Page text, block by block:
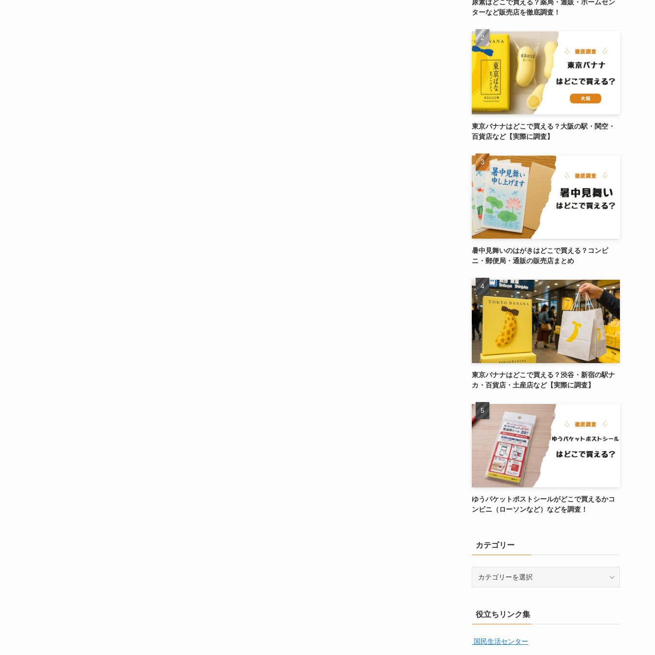
尿素はどこで買える？薬局・通販・ホームセン
ターなど販売店を徹底調査！
東京バナナはどこで買える？大阪の駅・関空・
百貨店など【実際に調査】
暑中見舞いのはがきはどこで買える？コンビ
ニ・郵便局・通販の販売店まとめ
東京バナナはどこで買える？渋谷・新宿の駅ナ
カ・百貨店・土産店など【実際に調査】
ゆうパケットポストシールがどこで買えるかコ
ンビニ（ローソンなど）などを調査！
カテゴリー
ー役立ちリンク集
国民生活センター